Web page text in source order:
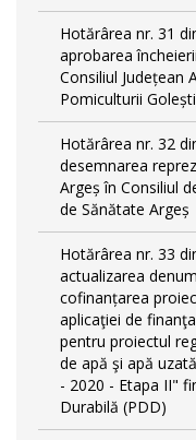
Hotărârea nr. 31
aprobarea
Consiliul Județean
Pomiculturii Golești
Hotărârea nr. 32
desemnarea
Argeș în Consiliul
de Sănătate Argeș
Hotărârea nr. 33
actualizarea
cofinanțarea
aplicaţiei de
pentru proiectul
de apă şi apă
- 2020 - Etapa II"
Durabilă (PDD)